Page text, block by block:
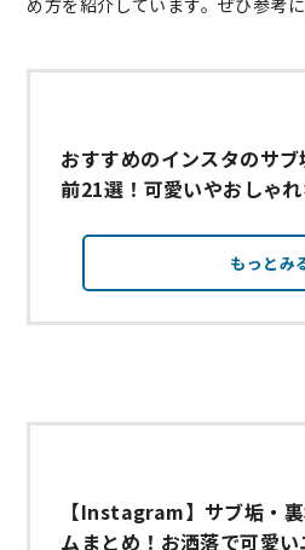
め方を紹介しています。ぜひ参考
おすすめのインスタのサ
前21選！可愛いやおしゃれ
もっとみ
【Instagram】サブ垢・
ムまとめ！お洒落で可愛